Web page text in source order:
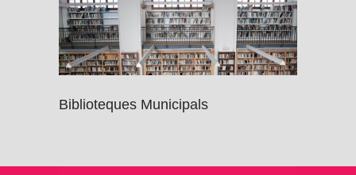
Biblioteques Municipals